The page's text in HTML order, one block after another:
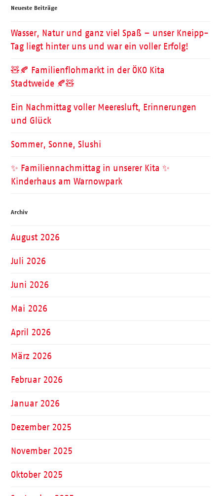
Neueste Beiträge
Wasser, Natur und ganz viel Spaß – unser Kneipp-
Tag liegt hinter uns und war ein voller Erfolg!
🧸🍂 Familienflohmarkt in der ÖKO Kita
Stadtweide 🍂🧸
Ein Nachmittag voller Meeresluft, Erinnerungen
und Glück
Sommer, Sonne, Slushi
✨ Familiennachmittag in unserer Kita ✨
Kinderhaus am Warnowpark
Archiv
August 2026
Juli 2026
Juni 2026
Mai 2026
April 2026
März 2026
Februar 2026
Januar 2026
Dezember 2025
November 2025
Oktober 2025